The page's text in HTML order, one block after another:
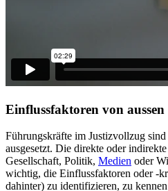
Einflussfaktoren von aussen
Führungskräfte im Justizvollzug
ausgesetzt. Die direkte oder
Gesellschaft, Politik, Medien oder
wichtig, die Einflussfaktoren oder -
dahinter) zu identifizieren, zu